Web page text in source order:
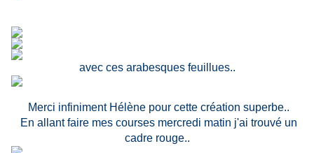
avec ces arabesques feuillues..
Merci infiniment Hélène pour cette création superbe..
En allant faire mes courses mercredi matin j'ai trouvé un
cadre rouge..